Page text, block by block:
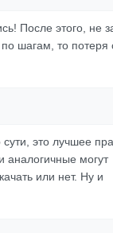
После этого, не
шагам, то потеря
это лучшее
аналогичные могут
или нет. Ну и